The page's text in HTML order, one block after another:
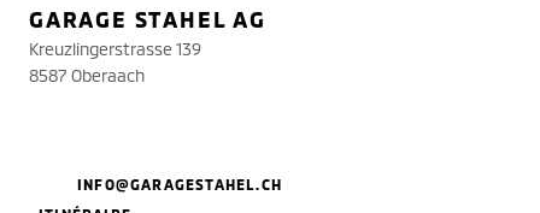
GARAGE STAHEL AG
Kreuzlingerstrasse 139
8587 Oberaach
INFO@GARAGESTAHEL.CH